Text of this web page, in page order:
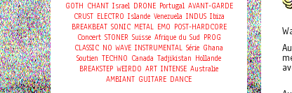
GOTH CHANT Israel DRONE Portugal AVANT-GARDE
CRUST ELECTRO Islande Venezuela INDUS Ibiza
BREAKBEAT SONIC METAL EMO POST-HARDCORE
Concert STONER Suisse Afrique du Sud PROG
CLASSIC NO WAVE INSTRUMENTAL Série Ghana
Soutien TECHNO Canada Tadjikistan Hollande
BREAKSTEP WEIRDO ART INTENSE Australie
AMBIANT GUITARE DANCE